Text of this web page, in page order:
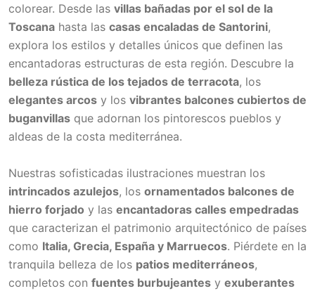
colorear. Desde las villas bañadas por el sol de la
Toscana hasta las casas encaladas de Santorini,
explora los estilos y detalles únicos que definen las
encantadoras estructuras de esta región. Descubre la
belleza rústica de los tejados de terracota, los
elegantes arcos y los vibrantes balcones cubiertos de
buganvillas que adornan los pintorescos pueblos y
aldeas de la costa mediterránea.
Nuestras sofisticadas ilustraciones muestran los
intrincados azulejos, los ornamentados balcones de
hierro forjado y las encantadoras calles empedradas
que caracterizan el patrimonio arquitectónico de países
como Italia, Grecia, España y Marruecos. Piérdete en la
tranquila belleza de los patios mediterráneos,
completos con fuentes burbujeantes y exuberantes